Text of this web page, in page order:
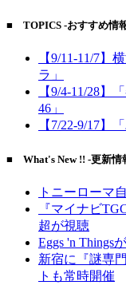
■ TOPICS -おすすめ情
【9/11-11/7】
ラ」
【9/4-11/28
46」
【7/22-9/17】
■ What's New !! -更新情
トニーローマ
『マイナビ
超が視聴
Eggs 'n Things
新宿に『謎専
トも常時開催